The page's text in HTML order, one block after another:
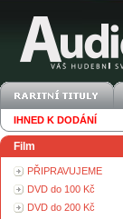
IHNED K DODÁNÍ
Film
PŘIPRAVUJEME
DVD do 100 Kč
DVD do 200 Kč